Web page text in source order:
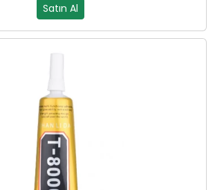
Satın Al